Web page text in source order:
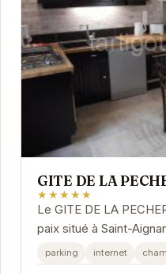
GITE DE LA
★★★★★
Le GITE DE LA
paix situé à Saint-
pour se ressourcer et
parking internet